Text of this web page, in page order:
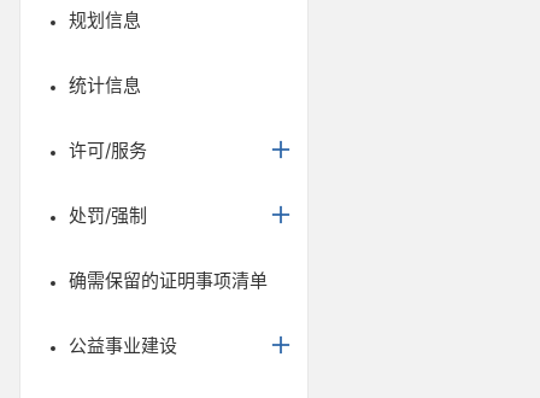
规划信息
统计信息
许可/服务
处罚/强制
确需保留的证明事项清单
公益事业建设